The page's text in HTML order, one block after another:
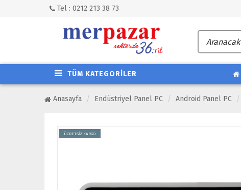
Tel : 0212 213 38 73
TÜM KATEGORİLER
Anasayfa Endüstriyel Panel PC Android Panel PC
ÜCRETSİZ KARGO